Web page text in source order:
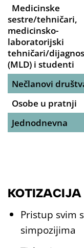
Medicinske
sestre/tehničari,
medicinsko-
laboratorijski
tehničari/
(MLD) i studenti
Nečlanovi
Osobe u pratnji
Jednodnevna
Pristup svim
simpozijima